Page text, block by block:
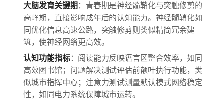
大脑发育关键期 ：青春期是神经髓鞘化与突触修剪的
高峰期，直接影响成年后的认知能力。神经髓鞘化如
同优化信息高速公路，突触修剪则类似精简冗余建
筑，使神经网络更高效。
认知功能指标：阅读能力反映语言区整合效率，如同
高效图书馆；问题解决测试评估前额叶执行功能，类
似城市指挥中心；注意力测试测量默认模式网络稳定
性，如同电力系统保障城市运转。